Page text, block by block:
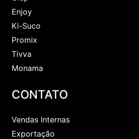
Enjoy
Ki-Suco
Promix
Tivva
Monama
CONTATO
Vendas Internas
Exportação